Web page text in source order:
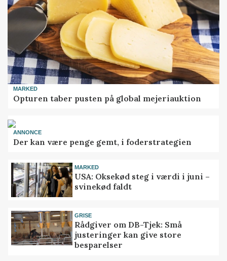
MARKED
Opturen taber pusten på global mejeriauktion
ANNONCE
Der kan være penge gemt, i foderstrategien
MARKED
USA: Oksekød steg i værdi i juni –
svinekød faldt
GRISE
Rådgiver om DB-Tjek: Små
justeringer kan give store
besparelser